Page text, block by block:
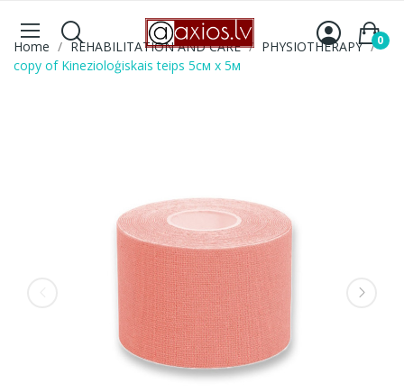
0
Home REHABILITATION AND CARE
PHYSIOTHERAPY
copy of Kinezioloģiskais teips 5см x 5м